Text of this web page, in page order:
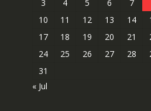
3
4 5 6 7
10
11 12 13 14
17
18 19 20 21
24
25 26 27 28
31
« Jul